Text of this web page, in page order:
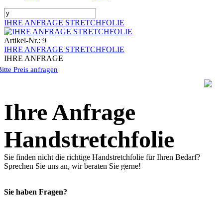
IHRE ANFRAGE STRETCHFOLIE
Artikel-Nr.: 9
IHRE ANFRAGE STRETCHFOLIE
IHRE ANFRAGE
Preis anfragen
Ihre Anfrage
Handstretchfolie
Sie finden nicht die richtige Handstretchfolie für Ihren Bedarf?
Sprechen Sie uns an, wir beraten Sie gerne!
Sie haben Fragen?